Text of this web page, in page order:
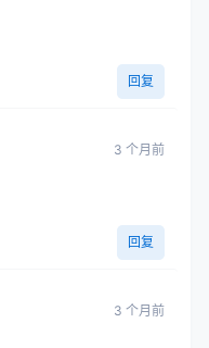
回复
3 个月前
回复
3 个月前